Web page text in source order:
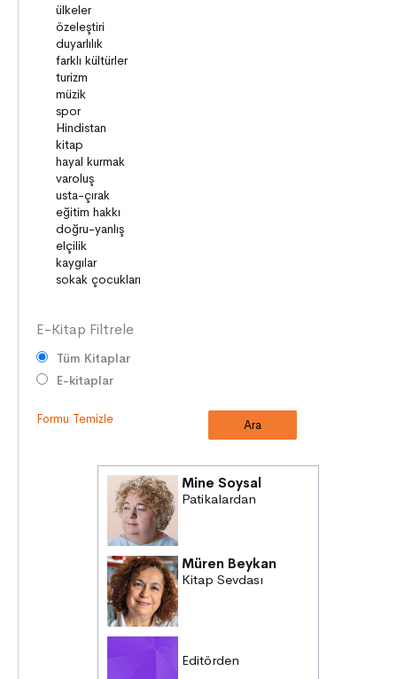
OKUMA KÜLTÜRÜ
GELENEKLER
ERDEMLER
DESTANLAR
SANAT
DEĞERLERİMİZ
ÇOCUK DÜNYASI
TARİH
VATANDAŞLIK
MİLLİ KÜLTÜR
DUYGULAR
HAYAL GÜCÜ
E-Kitap Filtrele
Tüm Kitaplar
E-kitaplar
Formu Temizle
Mine Soysal
Patikalardan
Müren Beykan
Kitap Sevdası
Editörden